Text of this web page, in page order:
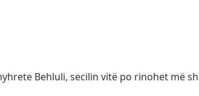
Behluli, secilin vitë po rinohet më